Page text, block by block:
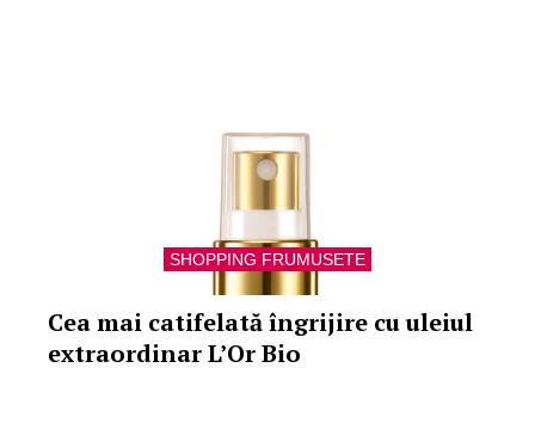
SHOPPING FRUMUSETE
Cea mai catifelată îngrijire cu uleiul
extraordinar L’Or Bio